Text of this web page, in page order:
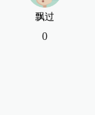
飘过
0